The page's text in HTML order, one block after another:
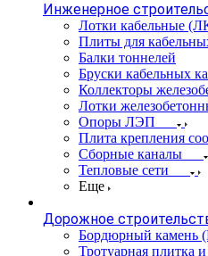
Инженерное
Лотки кабельные
Плиты для
Балки тоннелей
Бруски кабельных
Коллекторы
Лотки
Опоры ЛЭП
Плита крепления
Сборные каналы
Тепловые сети
Еще
Дорожное
Бордюрный камень
Тротуарная плитка